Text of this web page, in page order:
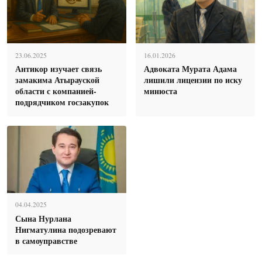
23.06.2025
Антикор изучает связь
замакима Атырауской
области с компанией-
подрядчиком госзакупок
16.01.2026
Адвоката Мурата Адама
лишили лицензии по иску
минюста
04.04.2025
Сына Нурлана
Нигматулина подозревают
в самоуправстве